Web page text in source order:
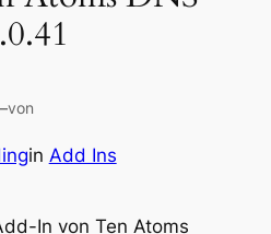
von
in Add Ins
In von Ten Atoms